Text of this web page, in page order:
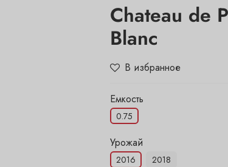
Chateau de
Blanc
В избранное
Емкость
0.75
Урожай
2016 2018